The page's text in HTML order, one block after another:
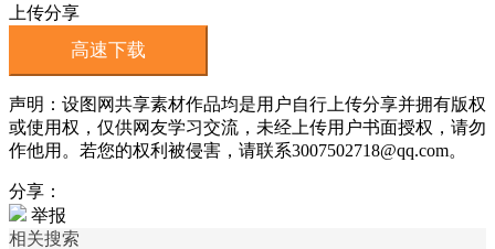
上传分享
高速下载
声明：设图网共享素材作品均是用户自行上传分享并拥有版权
或使用权，仅供网友学习交流，未经上传用户书面授权，请勿
作他用。若您的权利被侵害，请联系3007502718@qq.com。
分享：
举报
相关搜索